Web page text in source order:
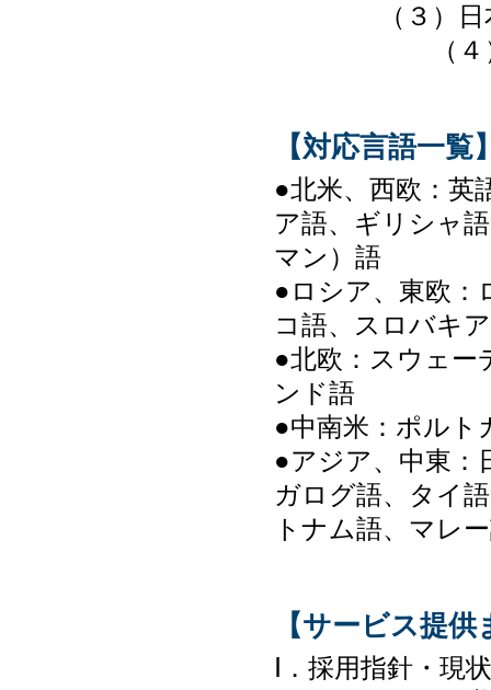
（３）日本に
（４）海外
【対応言語一覧
●北米、西欧：英
ア語、ギリシャ
マン）語
●ロシア、東欧：
コ語、スロバキ
●北欧：スウェー
ンド語
●中南米：ポルト
●アジア、中東：
ガログ語、タイ
トナム語、マレ
【サービス提
Ⅰ．採用指針・